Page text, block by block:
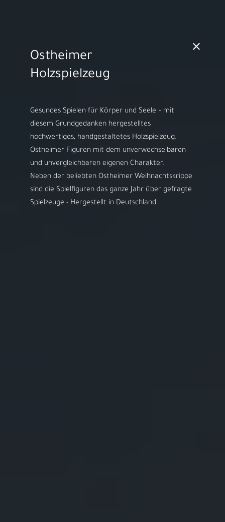
MO - FR 10:00 - 18:00h | SA 10:00 - 14:00h
Herzlich willkommen bei
ARS LUDI
Ihr Spielwaren-
Fachgeschäft in
Speyer
Ostheimer
Holzspielzeug
Gesundes Spielen für Körper und Seele – mit
diesem Grundgedanken hergestelltes
hochwertiges, handgestaltetes Holzspielzeug.
Ostheimer Figuren mit dem unverwechselbaren
und unvergleichbaren eigenen Charakter.
​Neben der beliebten Ostheimer Weihnachtskrippe
sind die Spielfiguren das ganze Jahr über gefragte
Spielzeuge - Hergestellt in Deutschland